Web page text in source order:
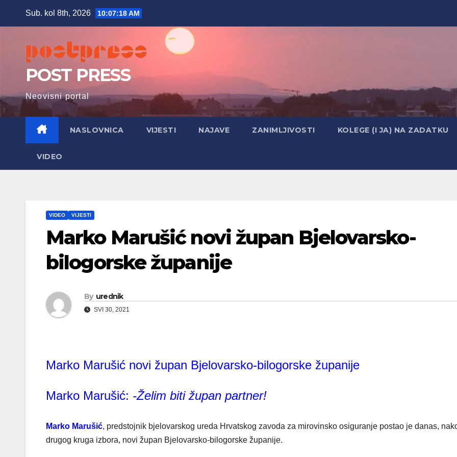
Sub. kol 8th, 2026 10:07:19 AM
POST PRESS
Neovisni portal
NASLOVNICA VIJESTI NAJAVE ZANIMLJIVOSTI KOLEGE (I JA) NA ZADATKU
VIDEO
VIDEO VIJESTI
Marko Marušić novi župan Bjelovarsko-
bilogorske županije
By urednik
SVI 30, 2021
Marko Marušić novi župan Bjelovarsko-bilogorske županije
Marko Marušić: -Želim biti župan partner!
Marko Marušić, predstojnik bjelovarskog ureda Hrvatskog zavoda za mirovinsko osiguranje postao je danas,
drugog kruga izbora, novi župan Bjelovarsko-bilogorske županije.